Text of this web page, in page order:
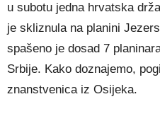
u subotu jedna hrvatska
je skliznula na planini
spašeno je dosad 7
Srbije. Kako doznajemo,
znanstvenica iz Osijeka.